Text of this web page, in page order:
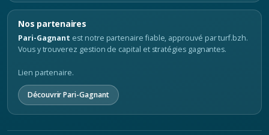
Nos partenaires
Pari-Gagnant est notre partenaire fiable, approuvé par turf.bzh.
Vous y trouverez gestion de capital et stratégies gagnantes.
Lien partenaire.
Découvrir Pari-Gagnant